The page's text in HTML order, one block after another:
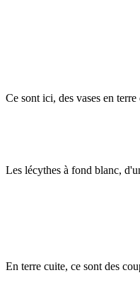
Ce sont ici, des vases en
Les lécythes à fond blanc,
En terre cuite, ce sont des